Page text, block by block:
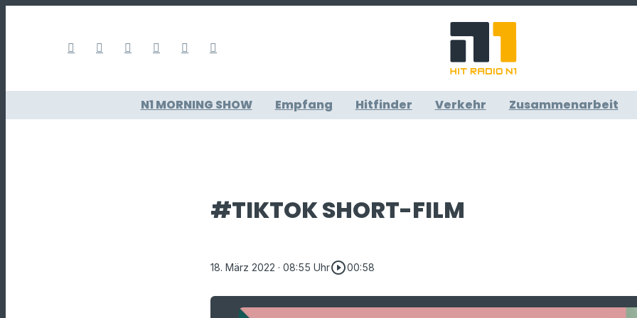
N1 MORNING SHOW Empfang Hitfinder Verkehr Zusammenarbeit
#TIKTOK SHORT-FILM
18. März 2022 · 08:55 Uhrplay_circle_outline00:58